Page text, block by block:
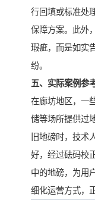
行回填或标准处
保障方案。此外
瑕疵，而是如实
纷。
五、实际案例参
在廊坊地区，一
储等场所提供过
旧地磅时，技术
好，经过砝码校
中的地磅，为用
细化运营方式，